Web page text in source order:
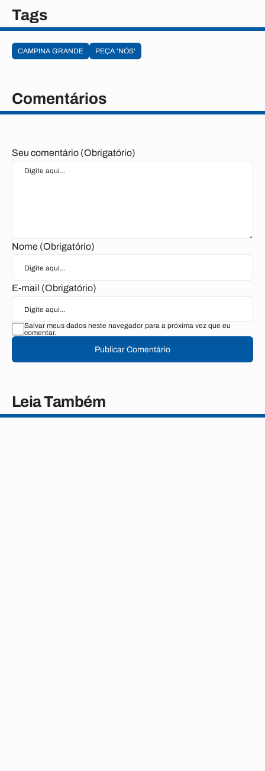
Tags
CAMPINA GRANDE PEÇA 'NÓS'
Comentários
Seu comentário (Obrigatório)
Nome (Obrigatório)
E-mail (Obrigatório)
Salvar meus dados neste navegador para a próxima vez que eu
comentar.
Publicar Comentário
Leia Também